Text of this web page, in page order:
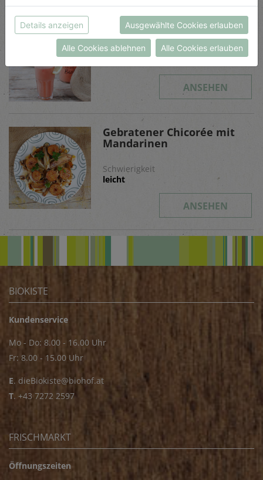
Wassermelonen-Shake
Schwierigkeit
leicht
ANSEHEN
Gebratener Chicorée mit
Mandarinen
Schwierigkeit
leicht
ANSEHEN
BIOKISTE
Kundenservice
Mo - Do: 8.00 - 16.00 Uhr
Fr: 8.00 - 15.00 Uhr
E. dieBiokiste@biohof.at
T. +43 7272 2597
FRISCHMARKT
Öffnungszeiten
möchtest.
Weitere Informationen findest du in unserer
Datenschutzerklärung
bzw. imImpressum
Details anzeigen Ausgewählte Cookies erlauben
Alle Cookies ablehnen Alle Cookies erlauben